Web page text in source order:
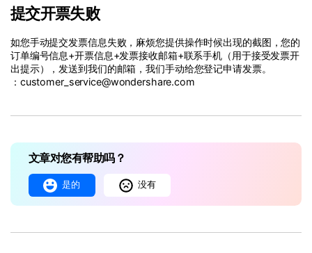
客服热线：
提交开票失败
如您手动提交发票信息失败，麻烦您提供操作时候出现的截图，您的
订单编号信息+开票信息+发票接收邮箱+联系手机（用于接受发票开
出提示），发送到我们的邮箱，我们手动给您登记申请发票。
：customer_service@wondershare.com
文章对您有帮助吗？
是的 没有